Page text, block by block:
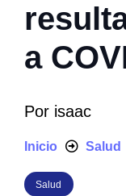
a
Por isaac
Inicio Salud
Salud